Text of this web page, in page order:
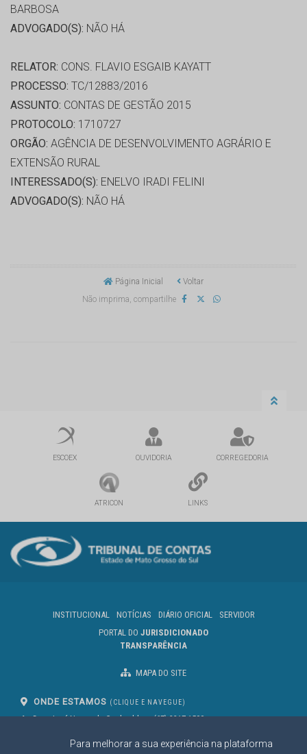
Para melhorar a sua experiência na plataforma
BARBOSA
ADVOGADO(S): NÃO HÁ
RELATOR: CONS. FLAVIO ESGAIB KAYATT
PROCESSO: TC/12883/2016
ASSUNTO: CONTAS DE GESTÃO 2015
PROTOCOLO: 1710727
ORGÃO: AGÊNCIA DE DESENVOLVIMENTO AGRÁRIO E
EXTENSÃO RURAL
INTERESSADO(S): ENELVO IRADI FELINI
ADVOGADO(S): NÃO HÁ
Página Inicial
Voltar
Não imprima, compartilhe
ESCOEX OUVIDORIA CORREGEDORIA
ATRICON LINKS
INSTITUCIONAL NOTÍCIAS DIÁRIO OFICIAL
SERVIDOR
PORTAL DO JURISDICIONADO
TRANSPARÊNCIA
MAPA DO SITE
ONDE ESTAMOS (CLIQUE E NAVEGUE)
Av. Des. José Nunes da Cunha, bloco
Campo Grande/MS
(67) 3317-1500